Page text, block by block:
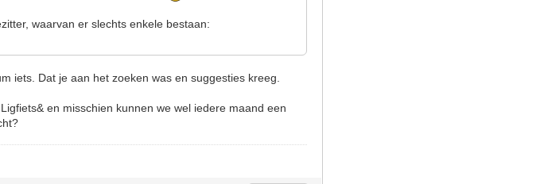
waarvan er slechts enkele bestaan:
iets. Dat je aan het zoeken was en suggesties kreeg.
en misschien kunnen we wel iedere maand een